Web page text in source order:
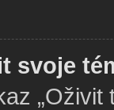
svoje